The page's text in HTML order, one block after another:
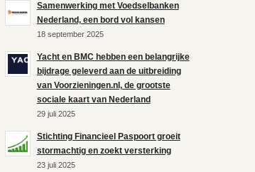
Samenwerking met Voedselbanken
Nederland, een bord vol kansen
18 september 2025
Yacht en BMC hebben een belangrijke
bijdrage geleverd aan de uitbreiding
van Voorzieningen.nl, de grootste
sociale kaart van Nederland
29 juli 2025
Stichting Financieel Paspoort groeit
stormachtig en zoekt versterking
23 juli 2025